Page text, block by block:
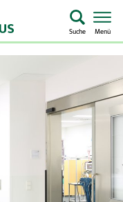
Suche Menü